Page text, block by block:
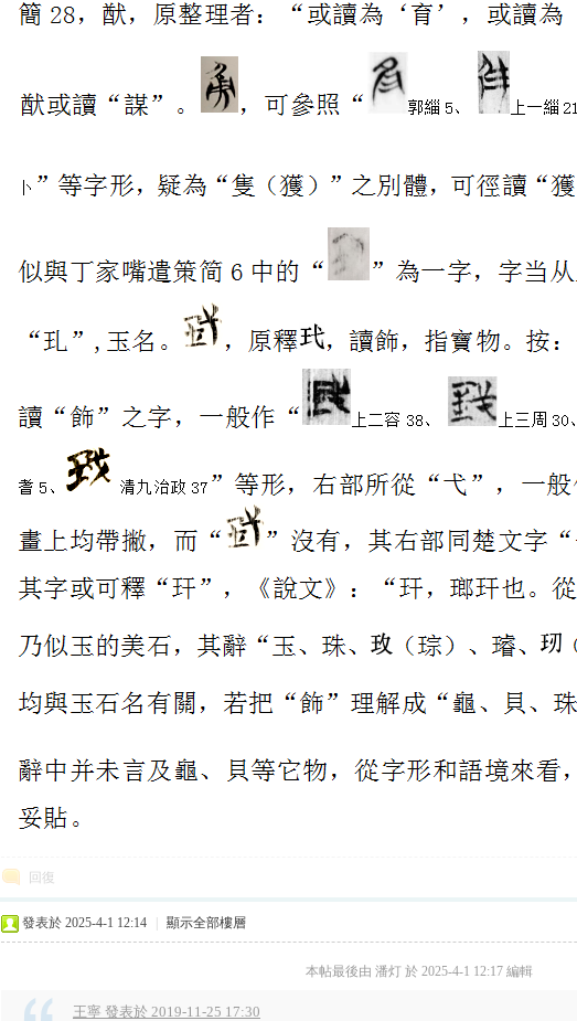
回復
發表於 2025-4-1 12:14 顯示全部樓層
本帖最後由 潘灯 於 2025-4-1 12:17 編輯
王寧 發表於 2019-11-25 17:30